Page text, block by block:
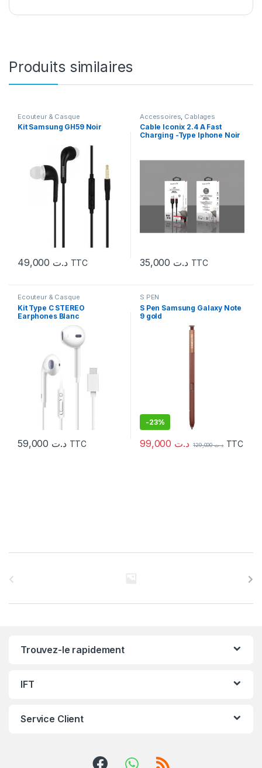
Produits similaires
Ecouteur & Casque
Kit Samsung GH59 Noir
د.ت TTC
Accessoires Cablages
Cable Iconix 2.4 A Fast
Charging -Type Iphone Noir
د.ت TTC
Ecouteur & Casque
Kit Type C STEREO
Earphones Blanc
د.ت TTC
S PEN
S Pen Samsung Galaxy Note
9 gold
-23%
د.ت د.ت129,000 TTC
Trouvez-le rapidement
IFT
Service Client